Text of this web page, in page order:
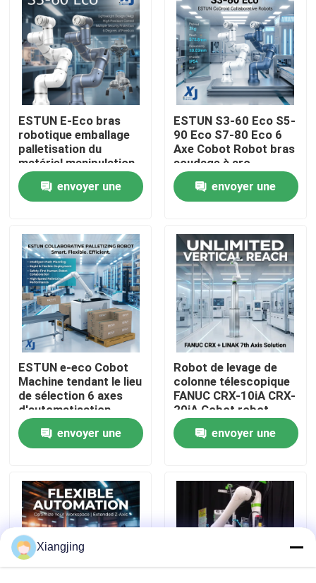
À la maison
Vidéos
À propos de nous
Visite de l'usine
Contrôle de la qualité
Nous contacter
Blog
Demandez un devis
ESTUN E-Eco bras
robotique emballage
palletisation du
matériel manipulation
robot collaboratif
avec OnRobot Grriper
envoyer une
ESTUN S3-60 Eco S5-
90 Eco S7-80 Eco 6
Axe Cobot Robot bras
soudage à arc
collaboratif robot
CNGBS positionneur
de soudage
envoyer une
ESTUN e-eco Cobot
Machine tendant le lieu
de sélection 6 axes
d'automatisation
industrielle robot
collaboratif de
manutention de
envoyer une
Robot de levage de
colonne télescopique
FANUC CRX-10iA CRX-
20iA Cobot robot
collaboratif de
manutention de
palettes
envoyer une
Xiangjing